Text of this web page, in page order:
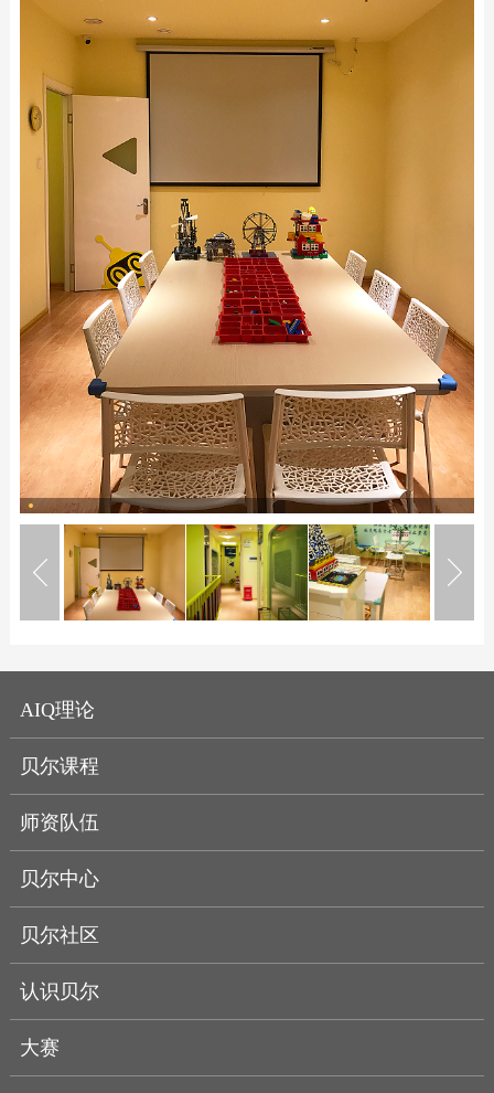
AIQ理论
贝尔课程
师资队伍
贝尔中心
贝尔社区
认识贝尔
大赛